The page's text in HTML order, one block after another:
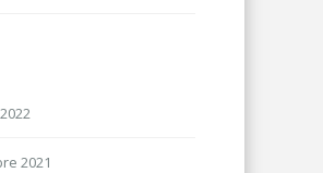
2021